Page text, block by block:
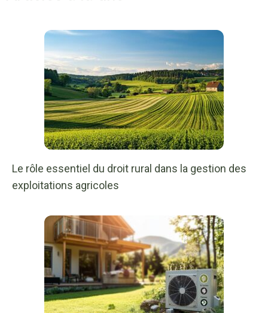
Le rôle essentiel du droit rural dans la gestion des
exploitations agricoles